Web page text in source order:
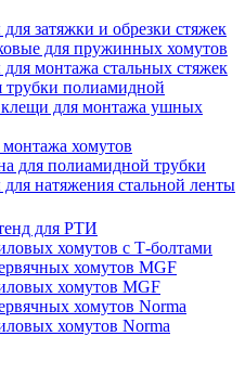
затяжки и обрезки стяжек
для пружинных хомутов
монтажа стальных стяжек
полиамидной
для монтажа ушных
хомутов
для полиамидной трубки
натяжения стальной ленты
для РТИ
хомутов с Т-болтами
хомутов MGF
хомутов MGF
хомутов Norma
хомутов Norma